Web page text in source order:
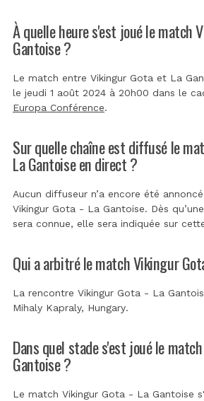
À quelle heure s'est joué le match
Gantoise ?
Le match entre Vikingur Gota et La
le jeudi 1 août 2024 à 20h00 dans le
Europa Conférence.
Sur quelle chaîne est diffusé le
La Gantoise en direct ?
Aucun diffuseur n’a encore été
Vikingur Gota - La Gantoise. Dès
sera connue, elle sera indiquée sur
Qui a arbitré le match Vikingur
La rencontre Vikingur Gota - La
Mihaly Kapraly, Hungary.
Dans quel stade s'est joué le
Gantoise ?
Le match Vikingur Gota - La Gantoise